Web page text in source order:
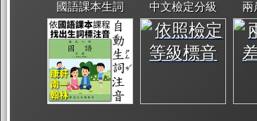
國語課本生詞 中文檢定分級 兩